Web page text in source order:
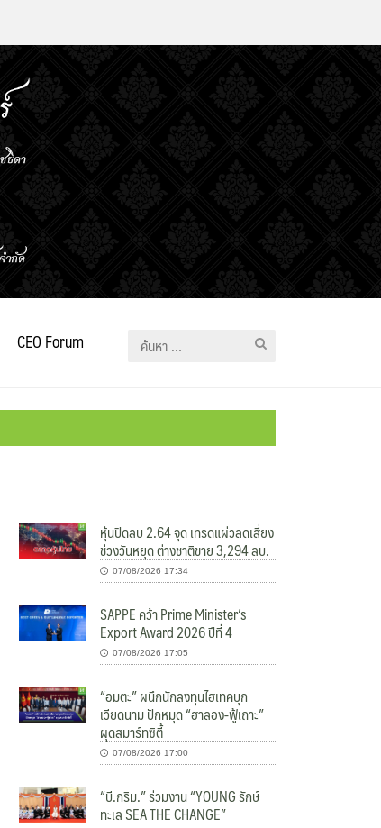
CEO Forum
ค้นหา
หุ้นปิดลบ 2.64 จุด เทรดแผ่วลดเสี่ยง
ช่วงวันหยุด ต่างชาติขาย 3,294 ลบ.
07/08/2026 17:34
SAPPE คว้า Prime Minister’s
Export Award 2026 ปีที่ 4
07/08/2026 17:05
“อมตะ” ผนึกนักลงทุนไฮเทคบุก
เวียดนาม ปักหมุด “ฮาลอง-ฟู้เถาะ”
ผุดสมาร์ทซิตี้
07/08/2026 17:00
“บี.กริม.” ร่วมงาน “YOUNG รักษ์
ทะเล SEA THE CHANGE”